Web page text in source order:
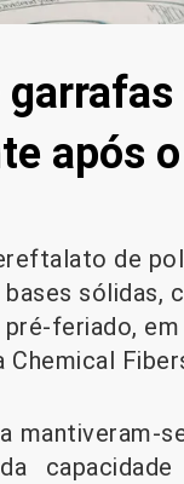
após
de
sólidas,
feriado,
mantiveram-